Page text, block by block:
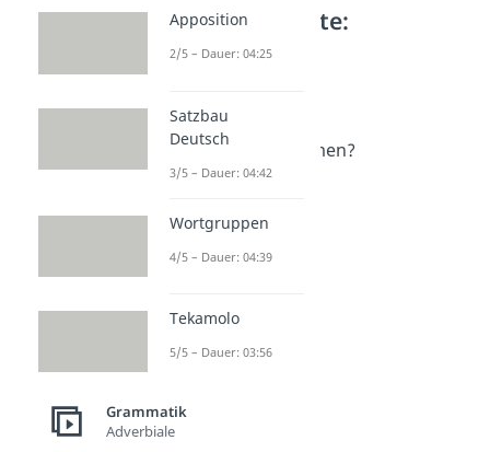
Weitere Inhalte:
Grammatik
Modus Deutsch
Dauer: 04:44
Was sind Verbformen?
Dauer: 04:16
Dauer: 04:58
Indikativ
Dauer: 04:38
Apposition
2/5 – Dauer: 04:25
Satzbau
Deutsch
3/5 – Dauer: 04:42
Wortgruppen
4/5 – Dauer: 04:39
Tekamolo
5/5 – Dauer: 03:56
Grammatik
Adverbiale